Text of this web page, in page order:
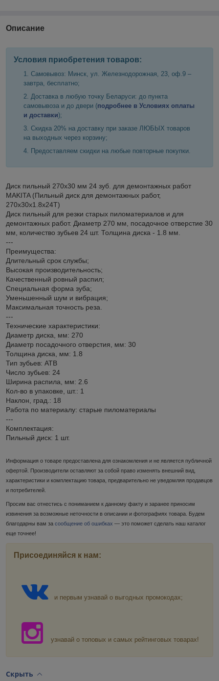
Описание
Условия приобретения товаров:
Самовывоз: Минск, ул. Железнодорожная, 23, оф.9 –
завтра, бесплатно;
Доставка в любую точку Беларуси: до пункта
самовывоза и до двери (подробнее в Условиях оплаты
и доставки);
Скидка 20% на доставку при заказе ЛЮБЫХ товаров
на выходных через корзину;
Предоставляем скидки на любые повторные покупки.
Диск пильный 270х30 мм 24 зуб. для демонтажных работ
MAKITA (Пильный диск для демонтажных работ,
270x30x1.8x24T)
Диск пильный для резки старых пиломатериалов и для
демонтажных работ. Диаметр 270 мм, посадочное отверстие 30
мм, количество зубьев 24 шт. Толщина диска - 1.8 мм.
---
Преимущества:
Длительный срок службы;
Высокая производительность;
Качественный ровный распил;
Специальная форма зуба;
Уменьшенный шум и вибрация;
Максимальная точность реза.
---
Технические характеристики:
Диаметр диска, мм: 270
Диаметр посадочного отверстия, мм: 30
Толщина диска, мм: 1.8
Тип зубьев: ATB
Число зубьев: 24
Ширина распила, мм: 2.6
Кол-во в упаковке, шт.: 1
Наклон, град.: 18
Работа по материалу: старые пиломатериалы
---
Комплектация:
Пильный диск: 1 шт.
Информация о товаре предоставлена для ознакомления и не является публичной
офертой. Производители оставляют за собой право изменять внешний вид,
характеристики и комплектацию товара, предварительно не уведомляя продавцов
и потребителей.
Просим вас отнестись с пониманием к данному факту и заранее приносим
извинения за возможные неточности в описании и фотографиях товара. Будем
благодарны вам за сообщение об ошибках — это поможет сделать наш каталог
еще точнее!
Присоединяйся к нам:
и первым узнавай о выгодных промокодах;
узнавай о топовых и самых рейтинговых товарах!
Скрыть